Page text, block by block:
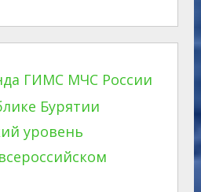
ГИМС МЧС России
Бурятии
уровень